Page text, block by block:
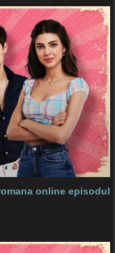
online episodul